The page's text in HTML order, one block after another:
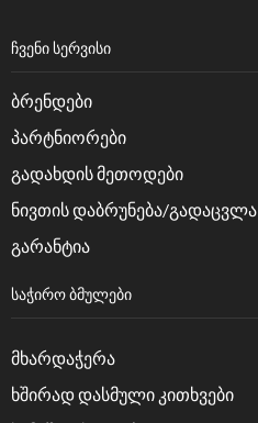
ᲩᲕᲔᲜᲘ ᲡᲔᲠᲕᲘᲡᲘ
ბრენდები
პარტნიორები
გადახდის მეთოდები
ნივთის დაბრუნება/გადაცვლა
გარანტია
ᲡᲐᲭᲘᲠᲝ ᲑᲛᲣᲚᲔᲑᲘ
მხარდაჭერა
ხშირად დასმული კითხვები